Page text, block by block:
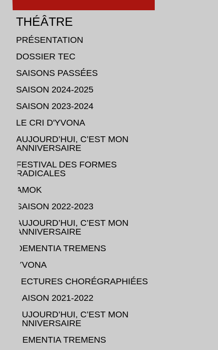
THÉÂTRE
PRÉSENTATION
DOSSIER TEC
SAISONS PASSÉES
SAISON 2024-2025
SAISON 2023-2024
LE CRI D'YVONA
AUJOURD’HUI, C’EST MON
ANNIVERSAIRE
FESTIVAL DES FORMES
RADICALES
AMOK
SAISON 2022-2023
AUJOURD’HUI, C’EST MON
ANNIVERSAIRE
DEMENTIA TREMENS
YVONA
LECTURES CHORÉGRAPHIÉES
SAISON 2021-2022
AUJOURD’HUI, C’EST MON
ANNIVERSAIRE
DEMENTIA TREMENS